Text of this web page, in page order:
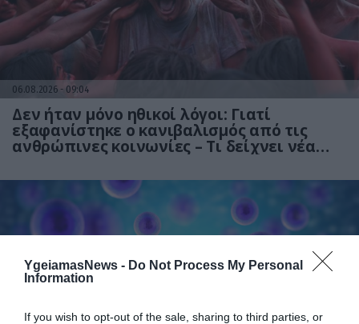
YgeiamasNews - Do Not Process My Personal
Information
If you wish to opt-out of the sale, sharing to third parties, or
06.08.2026 09:04
Δεν ήταν μόνο ηθικοί λόγοι: Γιατί
εξαφανίστηκε ο κανιβαλισμός από τις
ανθρώπινες κοινωνίες – Τι δείχνει νέα